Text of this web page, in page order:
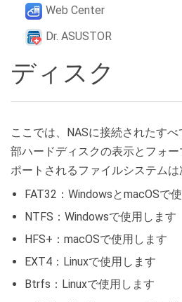
Web Center
Dr. ASUSTOR
ディスク
ここでは、NASに接続されたす
部ハードディスクの表示とフォ
ポートされるファイルシステムは
FAT32：WindowsとmacOSで
NTFS：Windowsで使用します
HFS+：macOSで使用します
EXT4：Linuxで使用します
Btrfs：Linuxで使用します